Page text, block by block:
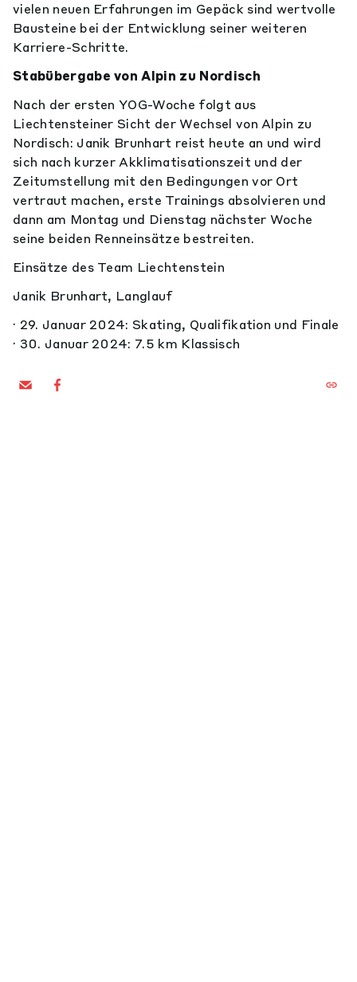
vielen neuen Erfahrungen im Gepäck sind wertvolle
Bausteine bei der Entwicklung seiner weiteren
Karriere-Schritte.
Stabübergabe von Alpin zu Nordisch
Nach der ersten YOG-Woche folgt aus
Liechtensteiner Sicht der Wechsel von Alpin zu
Nordisch: Janik Brunhart reist heute an und wird
sich nach kurzer Akklimatisationszeit und der
Zeitumstellung mit den Bedingungen vor Ort
vertraut machen, erste Trainings absolvieren und
dann am Montag und Dienstag nächster Woche
seine beiden Renneinsätze bestreiten.
Einsätze des Team Liechtenstein
Janik Brunhart, Langlauf
· 29. Januar 2024: Skating, Qualifikation und Finale
· 30. Januar 2024: 7.5 km Klassisch